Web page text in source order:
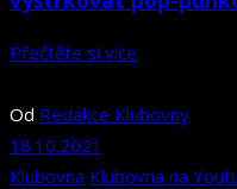
Přečtěte si více
Od Redakce Klubovny
18.10.2021
Klubovna Klubovna na